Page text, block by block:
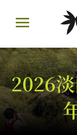
要
內
容
區 2026